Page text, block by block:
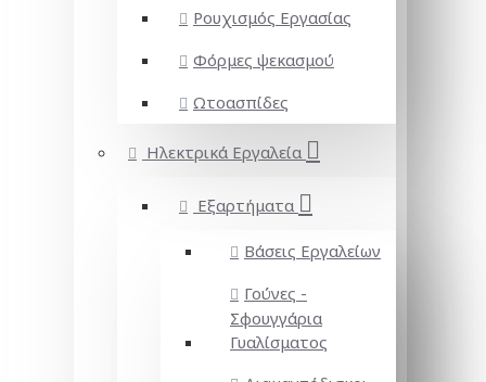
Ρουχισμός Εργασίας
Φόρμες ψεκασμού
Ωτοασπίδες
Ηλεκτρικά Εργαλεία
Εξαρτήματα
Βάσεις Εργαλείων
Γούνες -
Σφουγγάρια
Γυαλίσματος